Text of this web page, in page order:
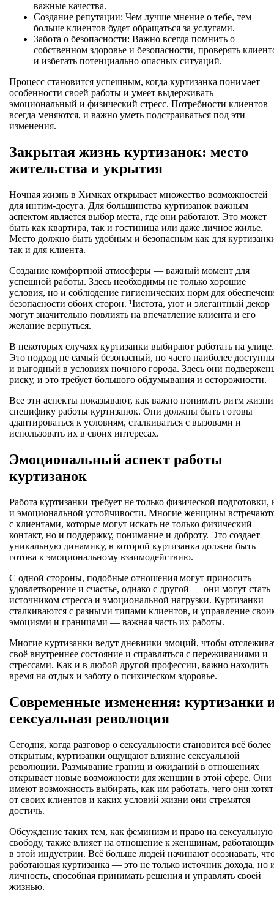
важные качества.
Создание репутации: Чем лучше мнение о тебе, тем
больше клиентов будет обращаться за услугами.
Забота о безопасности: Важно всегда помнить о
собственном здоровье и безопасности, проверять
и избегать потенциально опасных ситуаций.
Процесс становится успешным, когда куртизанка понимает
особенности своей работы и умеет выдерживать
эмоциональный и физический стресс. Потребности клиентов
всегда меняются, и важно уметь подстраиваться под эти
изменения.
Закрытая жизнь куртизанок: место
жительства и укрытия
Ночная жизнь в Химках открывает множество возможностей
для интим-досуга. Для большинства куртизанок важным
аспектом является выбор места, где они работают. Это может
быть как квартира, так и гостиница или даже личное жилье.
Место должно быть удобным и безопасным как для
так и для клиента.
Создание комфортной атмосферы — важный момент для
успешной работы. Здесь необходимы не только хорошие
условия, но и соблюдение гигиенических норм для
безопасности обоих сторон. Чистота, уют и элегантный декор
могут значительно повлиять на впечатление клиента и его
желание вернуться.
В некоторых случаях куртизанки выбирают работать на улице.
Это подход не самый безопасный, но часто наиболее
и выгодный в условиях ночного города. Здесь они
риску, и это требует большого обдумывания и осторожности.
Все эти аспекты показывают, как важно понимать ритм
специфику работы куртизанок. Они должны быть готовы
адаптироваться к условиям, сталкиваться с вызовами и
использовать их в своих интересах.
Эмоциональный аспект работы
куртизанок
Работа куртизанки требует не только физической подготовки,
и эмоциональной устойчивости. Многие женщины
с клиентами, которые могут искать не только физический
контакт, но и поддержку, понимание и доброту. Это создает
уникальную динамику, в которой куртизанка должна быть
готова к эмоциональному взаимодействию.
С одной стороны, подобные отношения могут приносить
удовлетворение и счастье, однако с другой — они могут стать
источником стресса и эмоциональной нагрузки. Куртизанки
сталкиваются с разными типами клиентов, и управление
эмоциями и границами — важная часть их работы.
Многие куртизанки ведут дневники эмоций, чтобы
своё внутреннее состояние и справляться с переживаниями и
стрессами. Как и в любой другой профессии, важно находить
время на отдых и заботу о психическом здоровье.
Современные изменения: куртизанки
сексуальная революция
Сегодня, когда разговор о сексуальности становится всё более
открытым, куртизанки ощущают влияние сексуальной
революции. Размывание границ и ожиданий в отношениях
открывает новые возможности для женщин в этой сфере. Они
имеют возможность выбирать, как им работать, чего они хотят
от своих клиентов и каких условий жизни они стремятся
достичь.
Обсуждение таких тем, как феминизм и право на сексуальную
свободу, также влияет на отношение к женщинам,
в этой индустрии. Всё больше людей начинают осознавать,
работающая куртизанка — это не только источник дохода, но
личность, способная принимать решения и управлять своей
жизнью.